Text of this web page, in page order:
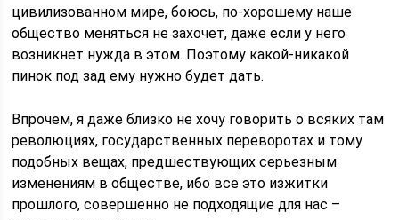
цивилизованном мире, боюсь, по-хорошему наше
общество меняться не захочет, даже если у него
возникнет нужда в этом. Поэтому какой-никакой
пинок под зад ему нужно будет дать.
Впрочем, я даже близко не хочу говорить о всяких там
революциях, государственных переворотах и тому
подобных вещах, предшествующих серьезным
изменениям в обществе, ибо все это изжитки
прошлого, совершенно не подходящие для нас –